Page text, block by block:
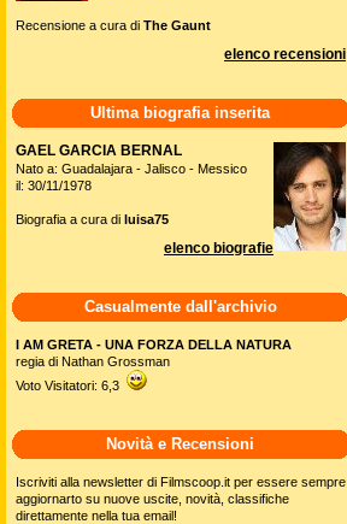
Recensione a cura di The Gaunt
elenco recensioni
Ultima biografia inserita
GAEL GARCIA BERNAL
Nato a: Guadalajara - Jalisco - Messico
il: 30/11/1978
Biografia a cura di luisa75
elenco biografie
Casualmente dall'archivio
I AM GRETA - UNA FORZA DELLA NATURA
regia di Nathan Grossman
Voto Visitatori: 6,3
Novità e Recensioni
Iscriviti alla newsletter di Filmscoop.it per essere sempre
aggiornarto su nuove uscite, novità, classifiche
direttamente nella tua email!